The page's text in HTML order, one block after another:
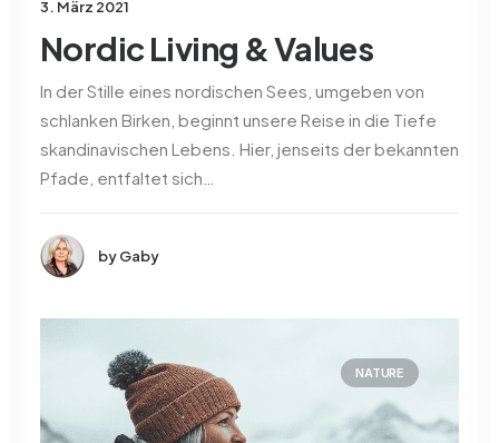
3. März 2021
Nordic Living & Values
In der Stille eines nordischen Sees, umgeben von
schlanken Birken, beginnt unsere Reise in die Tiefe
skandinavischen Lebens. Hier, jenseits der bekannten
Pfade, entfaltet sich…
by Gaby
NATURE